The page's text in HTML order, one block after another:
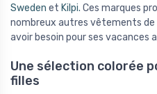
Sweden et Kilpi. Ces marques
nombreux autres vêtements
avoir besoin pour ses vacances
Une sélection colorée
filles